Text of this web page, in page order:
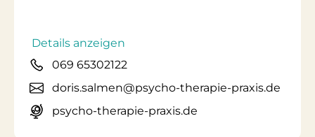
Details anzeigen
069 65302122
doris.salmen@psycho-therapie-praxis.de
psycho-therapie-praxis.de